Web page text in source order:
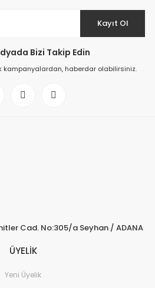
Kayıt Ol
Bizi Takip Edin
kampanyalardan, haberdar olabilirsiniz.
Cad. No:305/a Seyhan / ADANA
ÜYELİK
Yeni Üyelik